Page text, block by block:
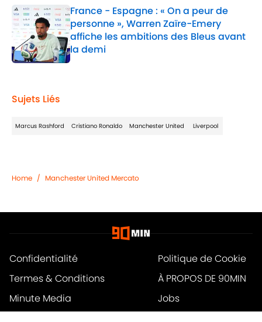
France - Espagne : « On a peur de
personne », Warren Zaïre-Emery
affiche les ambitions des Bleus avant
la demi
Published by on Invalid Date
Sujets Liés
Marcus Rashford Cristiano Ronaldo Manchester United Liverpool
Home / Manchester United Mercato
Confidentialité
Politique de Cookie
Termes & Conditions
À PROPOS DE 90MIN
Minute Media
Jobs